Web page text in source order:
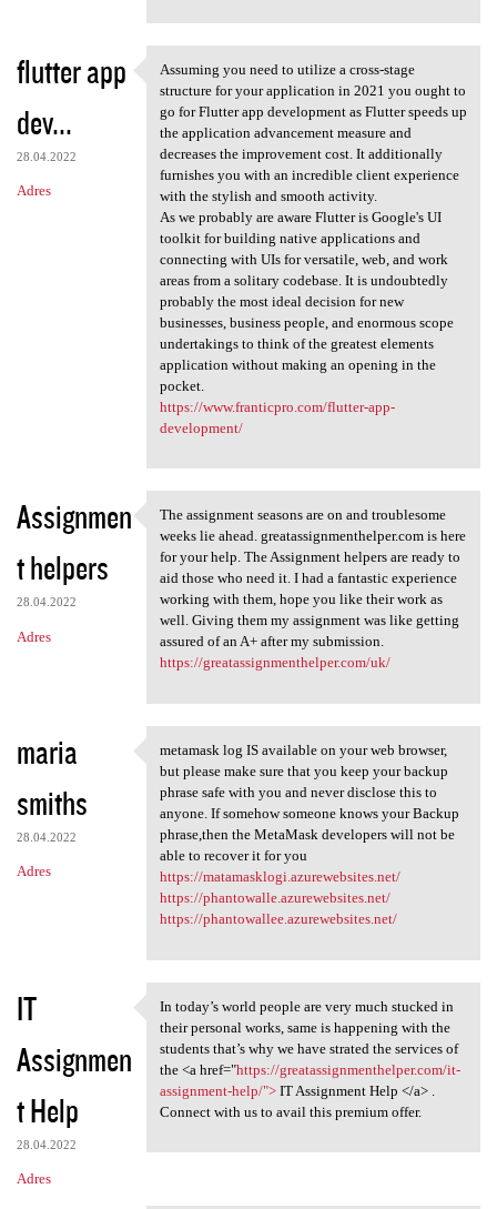
flutter app
dev...
28.04.2022
Adres
Assuming you need to utilize
Assuming you need to utilize a cross-stage
structure for your application in 2021 you ought to
go for Flutter app development as Flutter speeds up
the application advancement measure and
decreases the improvement cost. It additionally
furnishes you with an incredible client experience
with the stylish and smooth activity.
As we probably are aware Flutter is Google's UI
toolkit for building native applications and
connecting with UIs for versatile, web, and work
areas from a solitary codebase. It is undoubtedly
probably the most ideal decision for new
businesses, business people, and enormous scope
undertakings to think of the greatest elements
application without making an opening in the
pocket.
https://www.franticpro.com/flutter-app-
development/
Assignmen
t helpers
28.04.2022
Adres
The assignment seasons are on
The assignment seasons are on and troublesome
weeks lie ahead. greatassignmenthelper.com is here
for your help. The Assignment helpers are ready to
aid those who need it. I had a fantastic experience
working with them, hope you like their work as
well. Giving them my assignment was like getting
assured of an A+ after my submission.
https://greatassignmenthelper.com/uk/
maria
smiths
28.04.2022
Adres
metamask log IS available on
metamask log IS available on your web browser,
but please make sure that you keep your backup
phrase safe with you and never disclose this to
anyone. If somehow someone knows your Backup
phrase,then the MetaMask developers will not be
able to recover it for you
https://matamasklogi.azurewebsites.net/
https://phantowalle.azurewebsites.net/
https://phantowallee.azurewebsites.net/
IT
Assignmen
t Help
28.04.2022
Adres
In today’s world people are
In today’s world people are very much stucked in
their personal works, same is happening with the
students that’s why we have strated the services of
the <a href="https://greatassignmenthelper.com/it-
assignment-help/">IT Assignment Help </a> .
Connect with us to avail this premium offer.